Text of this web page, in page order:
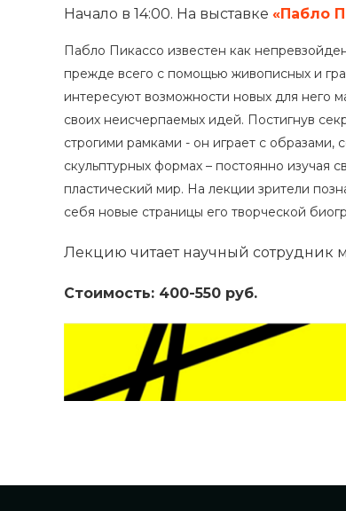
Начало в 14:00. На выставке «Пабло
Пабло Пикассо известен как
прежде всего с помощью живописных и
интересуют возможности новых для него
своих неисчерпаемых идей. Постигнув
строгими рамками - он играет с
скульптурных формах – постоянно изучая
пластический мир. На лекции зрители
себя новые страницы его творческой
Лекцию читает научный сотрудник
Стоимость: 400-550 руб.